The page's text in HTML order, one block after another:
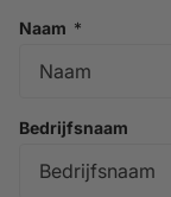
Naam *
Bedrijfsnaam